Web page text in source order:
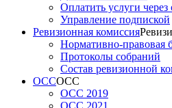
Оплатить услуги через
Управление подпиской
Ревизионная комиссия
Нормативно-правовая
Протоколы собраний
Состав ревизионной
ОССОСС
ОСС 2019
ОСС 2021